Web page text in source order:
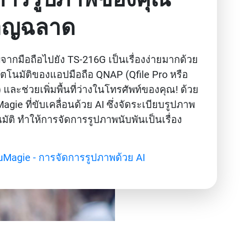
ญฉลาด
ากมือถือไปยัง TS-216G เป็นเรื่องง่ายมากด้วย
นมัติของแอปมือถือ QNAP (Qfile Pro หรือ
และช่วยเพิ่มพื้นที่ว่างในโทรศัพท์ของคุณ! ด้วย
ที่ขับเคลื่อนด้วย AI ซึ่งจัดระเบียบรูปภาพ
ทำให้การจัดการรูปภาพนับพันเป็นเรื่อง
- การจัดการรูปภาพด้วย AI